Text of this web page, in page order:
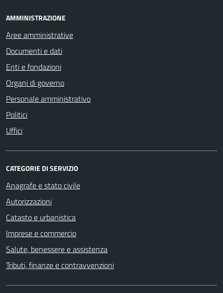
AMMINISTRAZIONE
Aree amministrative
Documenti e dati
Enti e fondazioni
Organi di governo
Personale amministrativo
Politici
Uffici
CATEGORIE DI SERVIZIO
Anagrafe e stato civile
Autorizzazioni
Catasto e urbanistica
Imprese e commercio
Salute, benessere e assistenza
Tributi, finanze e contravvenzioni